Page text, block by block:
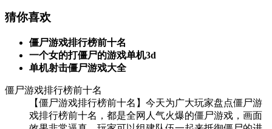
猜你喜欢
僵尸游戏排行榜前十名
一个女的打僵尸的游戏单机3d
单机射击僵尸游戏大全
僵尸游戏排行榜前十名
【僵尸游戏排行榜前十名】今天为广大玩家盘点僵尸游
戏排行榜前十名，都是全网人气火爆的僵尸游戏，画面